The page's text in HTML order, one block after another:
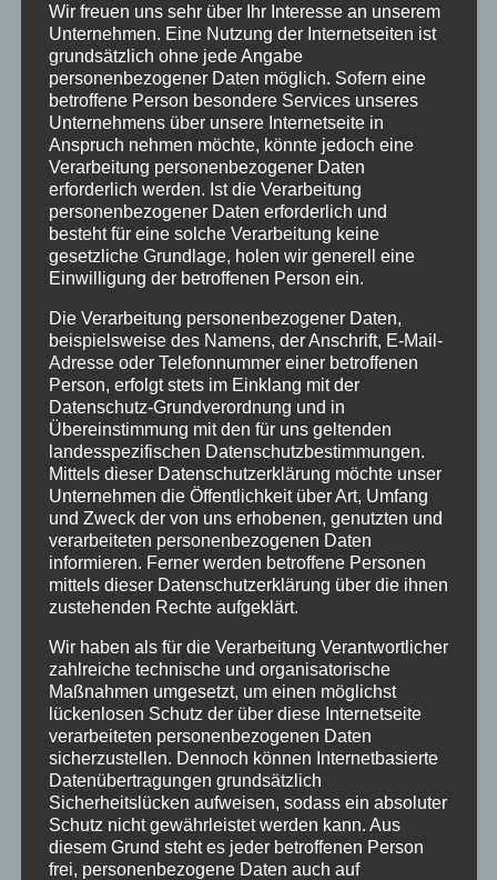
Erlebnissen
Halbzeit im Mikrozensus
Burgberger Dorfabende
Kategorien
Allgemein
Amtliche Bekanntmachungen
Bürgerinformationen
Fortbildungen
Klimaschutz Best Practice
Startseite
Veranstaltungen
Stichwörter
2024 agathazell Aktion Allgäu alpsee-grünten
Antrag Arbeiten ausweis Bauhof Bayern
Bekanntmachung Brauchtum burgberg
Burgberg im Allgäu burgentage Bürger Bürgerbüro
Bürgerinfo bürgermeister corona Dorfplatz
ehrung Gemeinde Gemeinde Burgberg
gemeinderat Gesucht Grünten Grüntenhalle
hinweis hochwasser Holzfällung
Landkreis Oberallgäu Landratsamt Maibaum
Wir freuen uns sehr über Ihr Interesse an unserem
Unternehmen. Eine Nutzung der Internetseiten ist
grundsätzlich ohne jede Angabe
personenbezogener Daten möglich. Sofern eine
betroffene Person besondere Services unseres
Unternehmens über unsere Internetseite in
Anspruch nehmen möchte, könnte jedoch eine
Verarbeitung personenbezogener Daten
erforderlich werden. Ist die Verarbeitung
personenbezogener Daten erforderlich und
besteht für eine solche Verarbeitung keine
gesetzliche Grundlage, holen wir generell eine
Einwilligung der betroffenen Person ein.
Die Verarbeitung personenbezogener Daten,
beispielsweise des Namens, der Anschrift, E-Mail-
Adresse oder Telefonnummer einer betroffenen
Person, erfolgt stets im Einklang mit der
Datenschutz-Grundverordnung und in
Übereinstimmung mit den für uns geltenden
landesspezifischen Datenschutzbestimmungen.
Mittels dieser Datenschutzerklärung möchte unser
Unternehmen die Öffentlichkeit über Art, Umfang
und Zweck der von uns erhobenen, genutzten und
verarbeiteten personenbezogenen Daten
informieren. Ferner werden betroffene Personen
mittels dieser Datenschutzerklärung über die ihnen
zustehenden Rechte aufgeklärt.
Wir haben als für die Verarbeitung Verantwortlicher
zahlreiche technische und organisatorische
Maßnahmen umgesetzt, um einen möglichst
lückenlosen Schutz der über diese Internetseite
verarbeiteten personenbezogenen Daten
sicherzustellen. Dennoch können Internetbasierte
Datenübertragungen grundsätzlich
Sicherheitslücken aufweisen, sodass ein absoluter
Schutz nicht gewährleistet werden kann. Aus
diesem Grund steht es jeder betroffenen Person
frei, personenbezogene Daten auch auf